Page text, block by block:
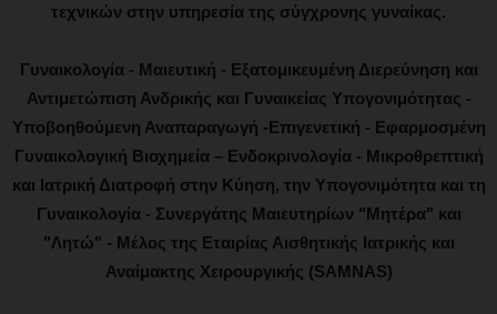
τεχνικών στην υπηρεσία της σύγχρονης γυναίκας.
Γυναικολογία - Μαιευτική - Εξατομικευμένη Διερεύνηση και
Αντιμετώπιση Ανδρικής και Γυναικείας Υπογονιμότητας -
Υποβοηθούμενη Αναπαραγωγή -Επιγενετική - Εφαρμοσμένη
Γυναικολογική Βιοχημεία – Ενδοκρινολογία - Μικροθρεπτική
και Ιατρική Διατροφή στην Κύηση, την Υπογονιμότητα και τη
Γυναικολογία - Συνεργάτης Μαιευτηρίων "Μητέρα" και
"Λητώ" - Μέλος της Εταιρίας Αισθητικής Ιατρικής και
Αναίμακτης Χειρουργικής (SAMNAS)